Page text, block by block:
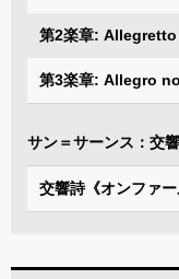
第2楽章: Allegretto
第3楽章: Allegro
サン＝サーンス：交
交響詩《オンファ